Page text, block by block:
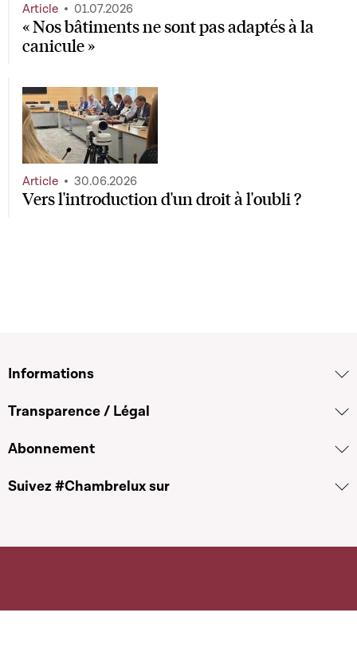
« Nos bâtiments ne sont pas adaptés à la
canicule »
Article 01.07.2026
Vers l'introduction d'un droit à l'oubli ?
Article 30.06.2026
Informations
Transparence / Légal
Abonnement
Suivez #Chambrelux sur